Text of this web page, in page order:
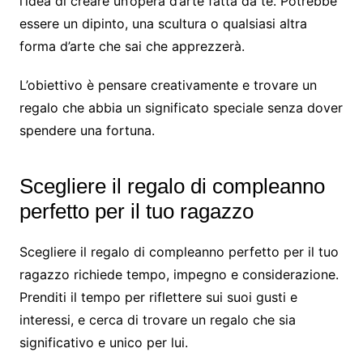
essere un dipinto, una scultura o qualsiasi altra
forma d’arte che sai che apprezzerà.
L’obiettivo è pensare creativamente e trovare un
regalo che abbia un significato speciale senza dover
spendere una fortuna.
Scegliere il regalo di compleanno
perfetto per il tuo ragazzo
Scegliere il regalo di compleanno perfetto per il tuo
ragazzo richiede tempo, impegno e considerazione.
Prenditi il tempo per riflettere sui suoi gusti e
interessi, e cerca di trovare un regalo che sia
significativo e unico per lui.